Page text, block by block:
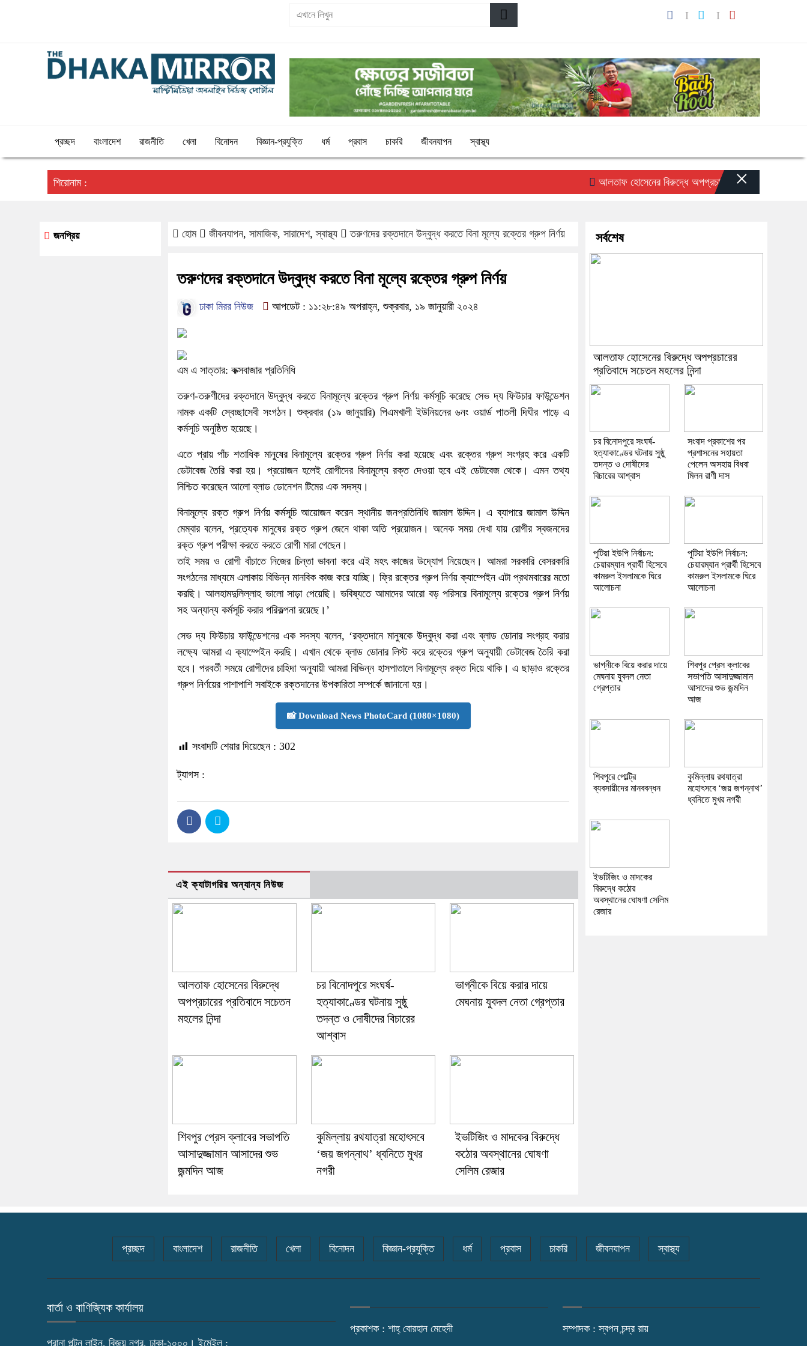
প্রচ্ছদ বাংলাদেশ রাজনীতি খেলা বিনোদন বিজ্ঞান-প্রযুক্তি ধর্ম প্রবাস চাকরি জীবনযাপন স্বাস্থ্য
শিরোনাম : আলতাফ হোসেনের বিরুদ্ধে অপপ্রচারের প্রতিবাদে সচেতন মহলের
×
হোম জীবনযাপন, সামাজিক, সারাদেশ,স্বাস্থ্য তরুণদের রক্তদানে উদ্বুদ্ধ করতে বিনা মূল্যে রক্তের গ্রুপ নির্ণয়
তরুণদের রক্তদানে উদ্বুদ্ধ করতে বিনা মূল্যে রক্তের গ্রুপ নির্ণয়
ঢাকা মিরর নিউজ আপডেট : ১১:২৮:৪৯ অপরাহ্ন, শুক্রবার, ১৯ জানুয়ারী ২০২৪
এম এ সাত্তার: কক্সবাজার প্রতিনিধি
তরুণ-তরুণীদের রক্তদানে উদ্বুদ্ধ করতে বিনামূল্যে রক্তের গ্রুপ নির্ণয় কর্মসূচি করেছে সেভ দ্য ফিউচার ফাউন্ডেশন
নামক একটি স্বেচ্ছাসেবী সংগঠন। শুক্রবার (১৯ জানুয়ারি) পিএমখালী ইউনিয়নের ৬নং ওয়ার্ড পাতলী দিঘীর পাড়ে এ
কর্মসূচি অনুষ্ঠিত হয়েছে।
এতে প্রায় পাঁচ শতাধিক মানুষের বিনামূল্যে রক্তের গ্রুপ নির্ণয় করা হয়েছে এবং রক্তের গ্রুপ সংগ্রহ করে একটি
ডেটাবেজ তৈরি করা হয়। প্রয়োজন হলেই রোগীদের বিনামূল্যে রক্ত দেওয়া হবে এই ডেটাবেজ থেকে। এমন তথ্য
নিশ্চিত করেছেন আলো ব্লাড ডোনেশন টিমের এক সদস্য।
বিনামূল্যে রক্ত গ্রুপ নির্ণয় কর্মসূচি আয়োজন করেন স্থানীয় জনপ্রতিনিধি জামাল উদ্দিন। এ ব্যাপারে জামাল উদ্দিন
মেম্বার বলেন, প্রত্যেক মানুষের রক্ত গ্রুপ জেনে থাকা অতি প্রয়োজন। অনেক সময় দেখা যায় রোগীর স্বজনদের
রক্ত গ্রুপ পরীক্ষা করতে করতে রোগী মারা গেছেন।
তাই সময় ও রোগী বাঁচাতে নিজের চিন্তা ভাবনা করে এই মহৎ কাজের উদ্যোগ নিয়েছেন। আমরা সরকারি বেসরকারি
সংগঠনের মাধ্যমে এলাকায় বিভিন্ন মানবিক কাজ করে যাচ্ছি। ফ্রি রক্তের গ্রুপ নির্ণয় ক্যাম্পেইন এটা প্রথমবারের মতো
করছি। আলহামদুলিল্লাহ ভালো সাড়া পেয়েছি। ভবিষ্যতে আমাদের আরো বড় পরিসরে বিনামূল্যে রক্তের গ্রুপ নির্ণয়
সহ অন্যান্য কর্মসূচি করার পরিকল্পনা রয়েছে।’
সেভ দ্য ফিউচার ফাউন্ডেশনের এক সদস্য বলেন, ‘রক্তদানে মানুষকে উদ্বুদ্ধ করা এবং ব্লাড ডোনার সংগ্রহ করার
লক্ষ্যে আমরা এ ক্যাম্পেইন করছি। এখান থেকে ব্লাড ডোনার লিস্ট করে রক্তের গ্রুপ অনুযায়ী ডেটাবেজ তৈরি করা
হবে। পরবর্তী সময়ে রোগীদের চাহিদা অনুযায়ী আমরা বিভিন্ন হাসপাতালে বিনামূল্যে রক্ত দিয়ে থাকি। এ ছাড়াও রক্তের
গ্রুপ নির্ণয়ের পাশাপাশি সবাইকে রক্তদানের উপকারিতা সম্পর্কে জানানো হয়।
📸 Download News PhotoCard (1080×1080)
সংবাদটি শেয়ার দিয়েছেন : 302
ট্যাগস :
এই ক্যাটাগরির অন্যান্য নিউজ
আলতাফ হোসেনের বিরুদ্ধে
অপপ্রচারের প্রতিবাদে সচেতন
মহলের নিন্দা
চর বিনোদপুরে সংঘর্ষ-
হত্যাকাণ্ডের ঘটনায় সুষ্ঠু
তদন্ত ও দোষীদের বিচারের
আশ্বাস
ভাগ্নীকে বিয়ে করার দায়ে
মেঘনায় যুবদল নেতা গ্রেপ্তার
শিবপুর প্রেস ক্লাবের সভাপতি
আসাদুজ্জামান আসাদের শুভ
জন্মদিন আজ
কুমিল্লায় রথযাত্রা মহোৎসবে
‘জয় জগন্নাথ’ ধ্বনিতে মুখর
নগরী
ইভটিজিং ও মাদকের বিরুদ্ধে
কঠোর অবস্থানের ঘোষণা
সেলিম রেজার
জনপ্রিয় সর্বশেষ
আলতাফ হোসেনের বিরুদ্ধে অপপ্রচারের
প্রতিবাদে সচেতন মহলের নিন্দা
চর বিনোদপুরে সংঘর্ষ-
হত্যাকাণ্ডের ঘটনায় সুষ্ঠু
তদন্ত ও দোষীদের
বিচারের আশ্বাস
সংবাদ প্রকাশের পর
প্রশাসনের সহায়তা
পেলেন অসহায় বিধবা
মিলন রাণী দাস
পুটিয়া ইউপি নির্বাচন:
চেয়ারম্যান প্রার্থী হিসেবে
কামরুল ইসলামকে ঘিরে
আলোচনা
পুটিয়া ইউপি নির্বাচন:
চেয়ারম্যান প্রার্থী হিসেবে
কামরুল ইসলামকে ঘিরে
আলোচনা
ভাগ্নীকে বিয়ে করার দায়ে
মেঘনায় যুবদল নেতা
গ্রেপ্তার
শিবপুর প্রেস ক্লাবের
সভাপতি আসাদুজ্জামান
আসাদের শুভ জন্মদিন
আজ
শিবপুরে পোল্ট্রি
ব্যবসায়ীদের মানববন্ধন
কুমিল্লায় রথযাত্রা
মহোৎসবে ‘জয় জগন্নাথ’
ধ্বনিতে মুখর নগরী
ইভটিজিং ও মাদকের
বিরুদ্ধে কঠোর
অবস্থানের ঘোষণা সেলিম
রেজার
প্রচ্ছদ বাংলাদেশ রাজনীতি খেলা বিনোদন বিজ্ঞান-প্রযুক্তি ধর্ম প্রবাস চাকরি জীবনযাপন স্বাস্থ্য
বার্তা ও বাণিজ্যিক কার্যালয়
পুরানা পল্টন লাইন, বিজয় নগর, ঢাকা-১০০০। ইমেইল :
প্রকাশক : শাহ্ বোরহান মেহেদী সম্পাদক : স্বপন চন্দ্র রায়